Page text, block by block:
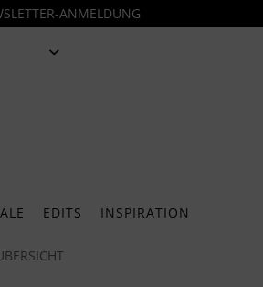
ANMELDUNG
EDITS INSPIRATION